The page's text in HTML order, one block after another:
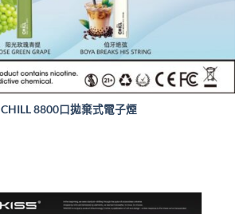
CHILL 8800口拋棄式電子煙